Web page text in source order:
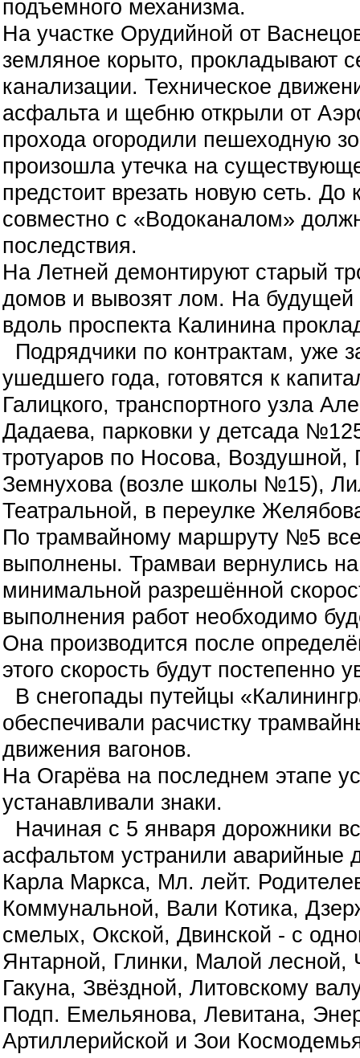
подъемного механизма.
На участке Орудийной от
земляное корыто, прокладывают
канализации. Техническое
асфальта и щебню открыли от
прохода огородили пешеходную
произошла утечка на
предстоит врезать новую сеть.
совместно с «Водоканалом»
последствия.
На Летней демонтируют старый
домов и вывозят лом. На будущей
вдоль проспекта Калинина
Подрядчики по контрактам, уже
ушедшего года, готовятся к
Галицкого, транспортного узла
Дадаева, парковки у детсада
тротуаров по Носова, Воздушной,
Земнухова (возле школы №15),
Театральной, в переулке
По трамвайному маршруту №5
выполнены. Трамваи вернулись на
минимальной разрешённой
выполнения работ необходимо
Она производится после
этого скорость будут постепенно
В снегопады путейцы
обеспечивали расчистку
движения вагонов.
На Огарёва на последнем этапе
устанавливали знаки.
Начиная с 5 января дорожники
асфальтом устранили аварийные
Карла Маркса, Мл. лейт.
Коммунальной, Вали Котика,
смелых, Окской, Двинской - с
Янтарной, Глинки, Малой лесной,
Гакуна, Звёздной, Литовскому
Подп. Емельянова, Левитана,
Артиллерийской и Зои